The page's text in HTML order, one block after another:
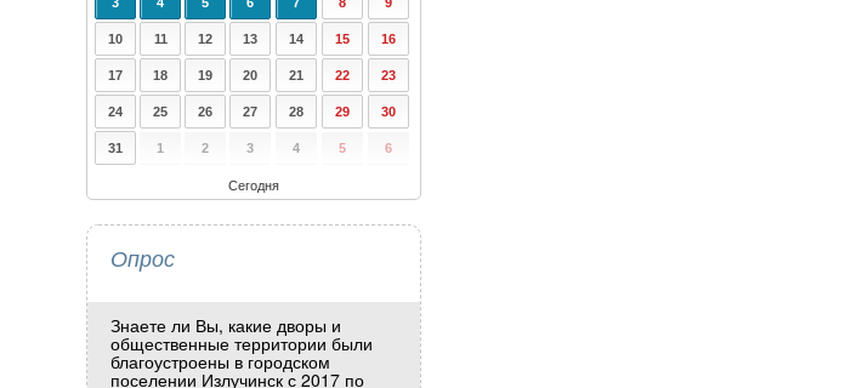
10 11 12 13 14 15 16
17 18 19 20 21 22 23
24 25 26 27 28 29 30
31 1 2 3 4 5 6
Сегодня
Опрос
Знаете ли Вы, какие дворы и
общественные территории были
благоустроены в городском
поселении Излучинск с 2017 по